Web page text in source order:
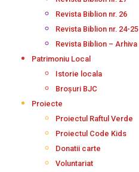
Revista Biblion nr. 26
Revista Biblion nr. 24-25
Revista Biblion – Arhiva
Patrimoniu Local
Istorie locala
Broșuri BJC
Proiecte
Proiectul Raftul Verde
Proiectul Code Kids
Donatii carte
Voluntariat